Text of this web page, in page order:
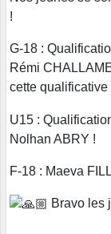
!
G-18 :
Rémi
cette qualificative
U15 :
Nolhan ABRY !
F-18 : Maeva
Bravo les